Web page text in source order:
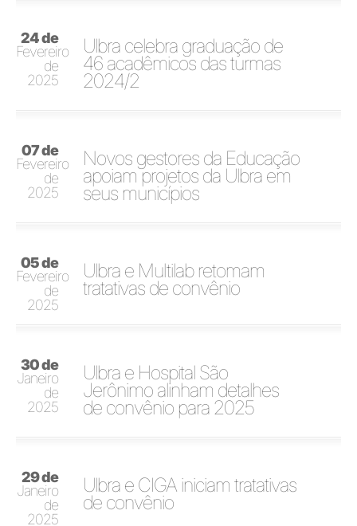
24 de
Fevereiro
de
2025
Ulbra celebra graduação de
46 acadêmicos das turmas
2024/2
07 de
Fevereiro
de
2025
Novos gestores da Educação
apoiam projetos da Ulbra em
seus municípios
05 de
Fevereiro
de
2025
Ulbra e Multilab retomam
tratativas de convênio
30 de
Janeiro
de
2025
Ulbra e Hospital São
Jerônimo alinham detalhes
de convênio para 2025
29 de
Janeiro
de
2025
Ulbra e CIGA iniciam tratativas
de convênio